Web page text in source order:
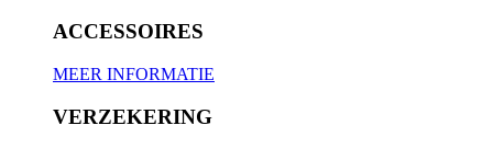
ACCESSOIRES
MEER INFORMATIE
VERZEKERING